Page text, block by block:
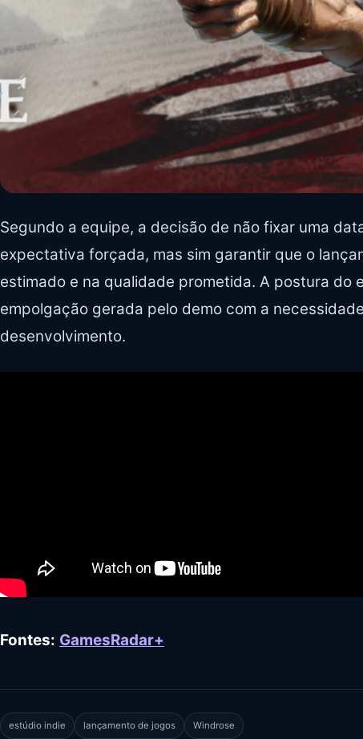
Segundo a equipe, a decisão de não fixar uma
expectativa forçada, mas sim garantir que o
estimado e na qualidade prometida. A postura do
empolgação gerada pelo demo com a
desenvolvimento.
Fontes: GamesRadar+
estúdio indie lançamento de jogos Windrose